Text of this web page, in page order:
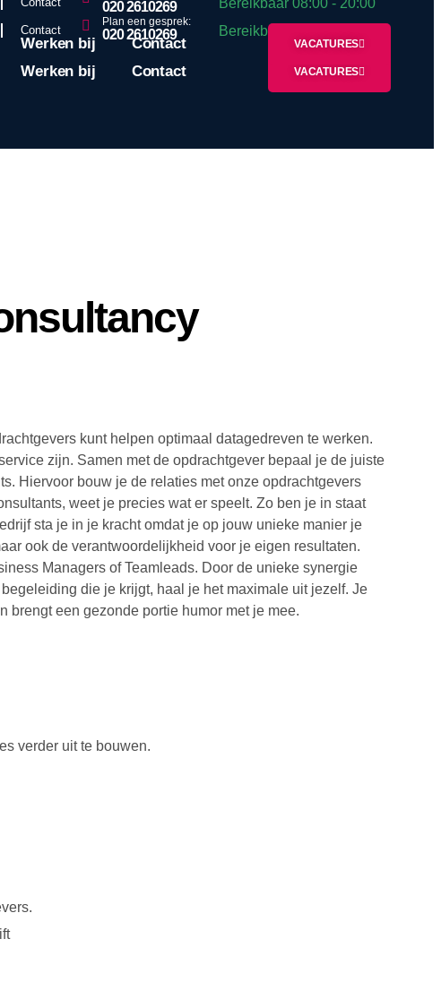
Contact
Plan een gesprek:
020 2610269 Bereikbaar 08:00 - 20:00
Werken bij Contact VACATURES
020 2610269
Werken bij Contact VACATURES
kunt helpen optimaal datagedreven te werken.
zijn. Samen met de opdrachtgever bepaal je de juiste
Hiervoor bouw je de relaties met onze opdrachtgevers
weet je precies wat er speelt. Zo ben je in staat
sta je in je kracht omdat je op jouw unieke manier je
ook de verantwoordelijkheid voor je eigen resultaten.
Managers of Teamleads. Door de unieke synergie
die je krijgt, haal je het maximale uit jezelf. Je
brengt een gezonde portie humor met je mee.
verder uit te bouwen.